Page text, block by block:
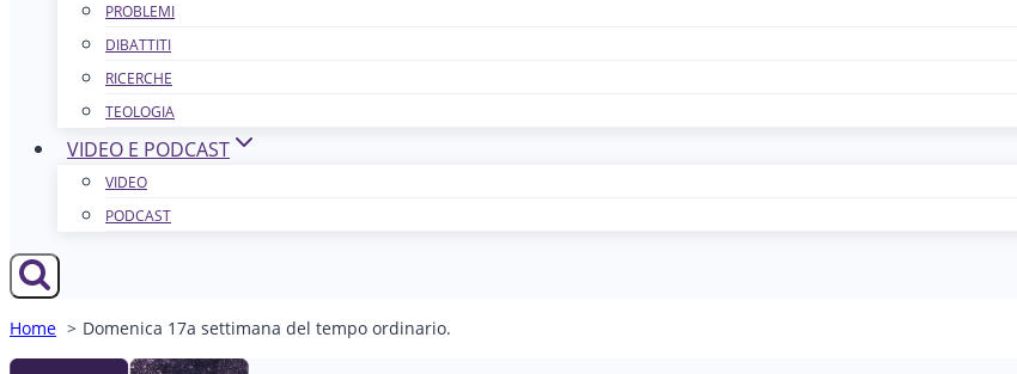
PROBLEMI
DIBATTITI
RICERCHE
TEOLOGIA
VIDEO E PODCAST
VIDEO
PODCAST
Home Domenica 17a settimana del tempo ordinario.